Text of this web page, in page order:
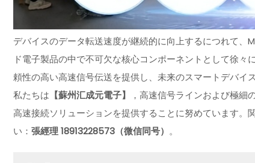
デバイスのデータ転送速度が継続的に向上するにつれて、
ド電子製品の中で不可欠な核心コンポーネントとして徐
頼性の高い高速信号伝送を提供し、未来のスマートデバイ
私たちは 【蘇州汇成元電子】
，高速信号ラインおよび極細
高速接続ソリューションを提供することに努めています。
い： 張經理 18913228573（微信同号） 。